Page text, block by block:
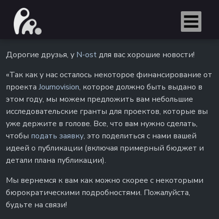
Дорогие друзья, у N-ostдля вас хорошие новости!
«Так как у нас осталось некоторое финансирование от
проекта Journovision, которое должно быть выдано в
этом году, мы можем предложить вам небольшие
исследовательские гранты для проектов, которые вы
уже держите в голове. Все, что вам нужно сделать,
чтобы подать заявку, это поделиться с нами вашей
идеей о публикации (включая примерный бюджет и
детали плана публикации).
Мы вернемся к вам как можно скорее с некоторыми
бюрократическими подробностями. Пожалуйста,
будьте на связи!